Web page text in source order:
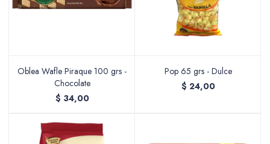
Oblea Wafle Piraque 100 grs -
Chocolate
$ 34,00
Pop 65 grs - Dulce
$ 24,00